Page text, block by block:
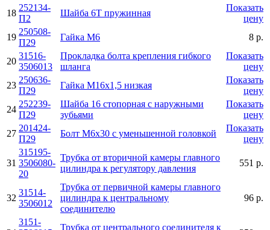
18
252134-
П2
Шайба 6Т пружинная
Показать
цену
19
250508-
П29
Гайка М6 8 р.
20
31516-
3506013
Прокладка болта крепления гибкого
шланга
Показать
цену
23
250636-
П29
Гайка М16х1,5 низкая
Показать
цену
24
252239-
П29
Шайба 16 стопорная с наружными
зубьями
Показать
цену
27
201424-
П29
Болт М6х30 с уменьшенной головкой
Показать
цену
31
315195-
3506080-
20
Трубка от вторичной камеры главного
цилиндра к регулятору давления
551 р.
32
31514-
3506012
Трубка от первичной камеры главного
цилиндра к центральному
соединителю
96 р.
3151-
Трубка от центрального соединителя к